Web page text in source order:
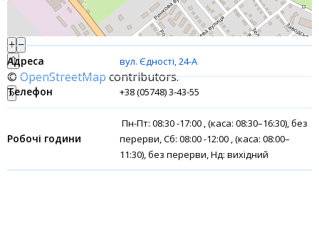
Фінансові результати
+ −
⇧
©OpenStreetMapcontributors.
»
вул. Єдності, 24-А
+38 (05748) 3-43-55
Пн-Пт: 08:30 -17:00 , (каса: 08:30–16:30), без
перерви, Сб: 08:00 -12:00 , (каса: 08:00–
11:30), без перерви, Нд: вихідний